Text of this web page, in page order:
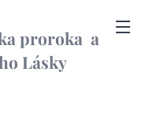
proroka a
Lásky